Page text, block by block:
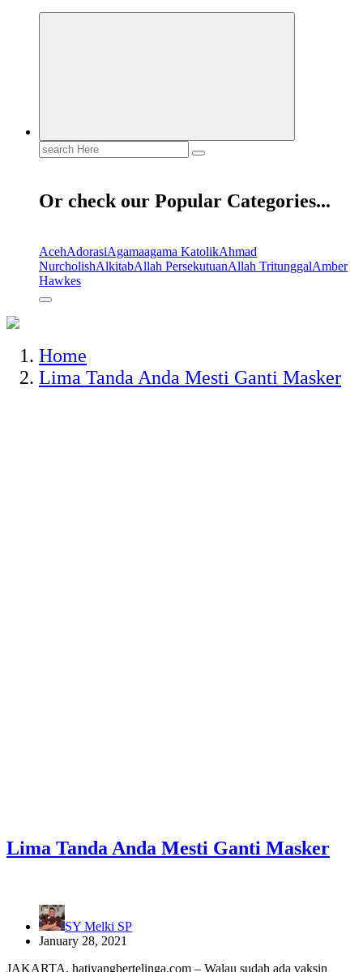
Search
for:
Or check our Popular Categories...
AcehAdorasiAgamaagama KatolikAhmad
NurcholishAlkitabAllah PersekutuanAllah TritunggalAmber
Hawkes
Home
Lima Tanda Anda Mesti Ganti Masker
Lima Tanda Anda Mesti Ganti Masker
SY Melki SP
January 28, 2021
JAKARTA, hatiyangbertelinga.com – Walau sudah ada vaksin